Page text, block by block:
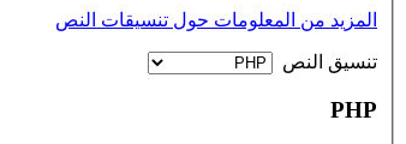
المزيد من المعلومات حول تنسيقات النص
‏تنسيق النص ‏
PHP